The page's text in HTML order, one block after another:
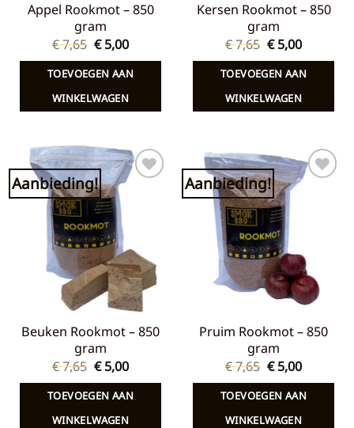
Appel Rookmot – 850
gram
€7,65 Oorspronkelijke
prijs
was:
€ 7,65.
€5,00Huidige
is:
€ 5,00.
TOEVOEGEN AAN
WINKELWAGEN
Kersen Rookmot – 850
gram
€7,65
prijs
was:
€ 7,65.
€5,00Huidige
is:
€ 5,00.
TOEVOEGEN AAN
WINKELWAGEN
Aanbieding! Toevoegen
verlanglijst
Beuken Rookmot – 850
gram
€7,65 Oorspronkelijke
prijs
was:
€ 7,65.
€5,00Huidige
is:
€ 5,00.
TOEVOEGEN AAN
WINKELWAGEN
Aanbieding! Toevoegen
verlanglijst
Pruim Rookmot – 850
gram
€7,65
prijs
was:
€ 7,65.
€5,00Huidige
is:
€ 5,00.
TOEVOEGEN AAN
WINKELWAGEN